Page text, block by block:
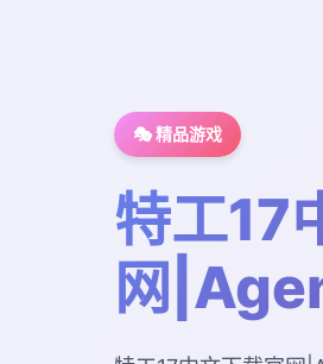
🎭 精品游戏
特工17
网